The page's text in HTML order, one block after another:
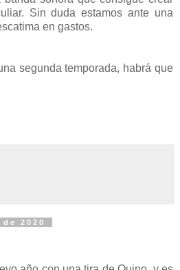
Sin duda estamos ante una
en gastos.
segunda temporada, habrá que
2020